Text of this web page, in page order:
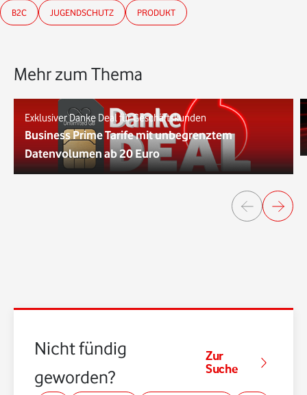
B2C JUGENDSCHUTZ PRODUKT
Mehr zum Thema
Exklusiver Danke Deal für Geschäftskunden
Business Prime Tarife mit unbegrenztem
Datenvolumen ab 20 Euro
Nicht fündig
geworden?
Zur
Suche